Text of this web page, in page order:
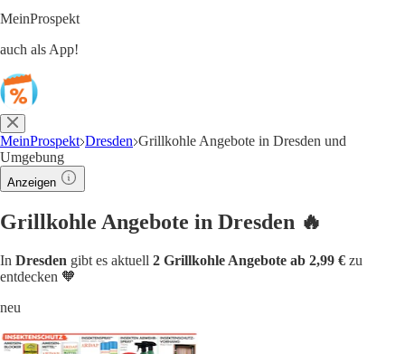
MeinProspekt
auch als App!
MeinProspekt Dresden Grillkohle Angebote in Dresden und
Umgebung
Anzeigen
Grillkohle Angebote in Dresden 🔥
In Dresden gibt es aktuell 2 Grillkohle Angebote ab 2,99 € zu
entdecken 🧡
neu